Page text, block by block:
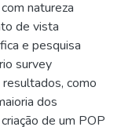
natureza
de vista
e pesquisa
survey
como
dos
de um POP